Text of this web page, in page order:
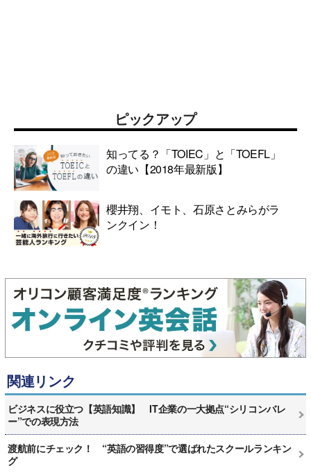
ピックアップ
知ってる？「TOIEC」と「TOEFL」
の違い【2018年最新版】
櫻井翔、イモト、石原さとみらがラ
ンクイン！
関連リンク
ビジネスに役立つ【英語知識】 IT企業の一大拠点“シリコンバレ
ー”での表現方法
渡航前にチェック！ “英語の習得度”で選ばれたスクールランキン
グ